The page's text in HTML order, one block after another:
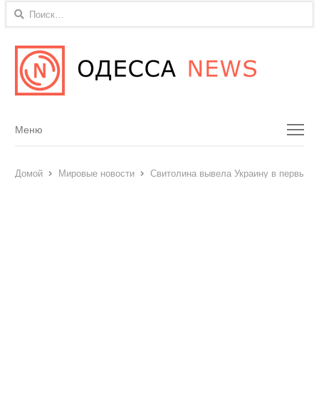
Найти:
Menu
Меню
Домой Мировые новости Свитолина вывела Украину в первый